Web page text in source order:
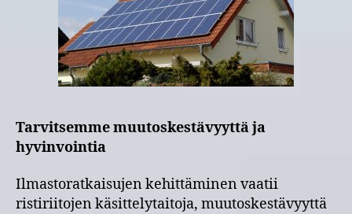
Tarvitsemme muutoskestävyyttä ja
hyvinvointia
Ilmastoratkaisujen kehittäminen vaatii
ristiriitojen käsittelytaitoja, muutoskestävyyttä